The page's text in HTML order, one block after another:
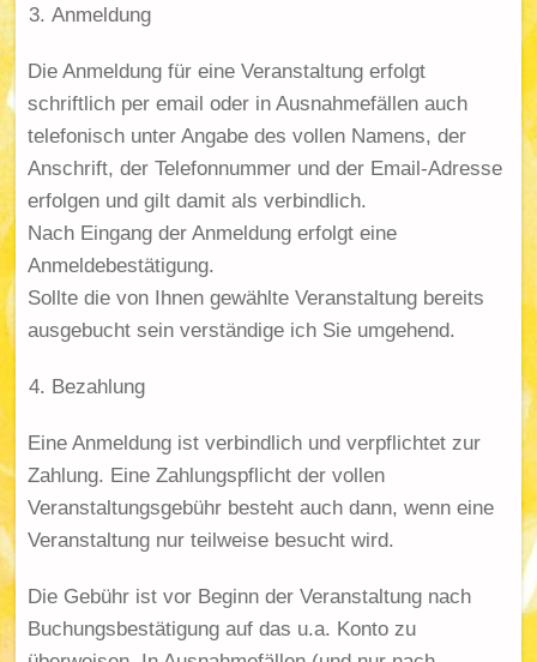
Anmeldung
Die Anmeldung für eine Veranstaltung erfolgt
schriftlich per email oder in Ausnahmefällen auch
telefonisch unter Angabe des vollen Namens, der
Anschrift, der Telefonnummer und der Email-Adresse
erfolgen und gilt damit als verbindlich.
Nach Eingang der Anmeldung erfolgt eine
Anmeldebestätigung.
Sollte die von Ihnen gewählte Veranstaltung bereits
ausgebucht sein verständige ich Sie umgehend.
Bezahlung
Eine Anmeldung ist verbindlich und verpflichtet zur
Zahlung. Eine Zahlungspflicht der vollen
Veranstaltungsgebühr besteht auch dann, wenn eine
Veranstaltung nur teilweise besucht wird.
Die Gebühr ist vor Beginn der Veranstaltung nach
Buchungsbestätigung auf das u.a. Konto zu